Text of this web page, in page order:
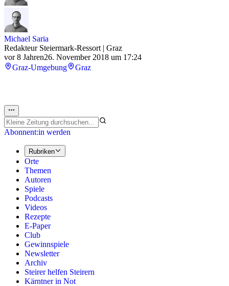
Michael Saria
Redakteur Steiermark-Ressort | Graz
vor 8 Jahren26. November 2018 um 17:24
Graz-Umgebung
Graz
Abonnent:in werden
Rubriken
Orte
Themen
Autoren
Spiele
Podcasts
Videos
Rezepte
E-Paper
Club
Gewinnspiele
Newsletter
Archiv
Steirer helfen Steirern
Kärntner in Not